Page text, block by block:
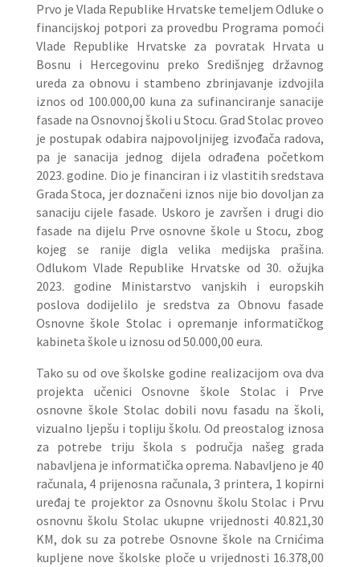
Prvo je Vlada Republike Hrvatske temeljem Odluke o
financijskoj potpori za provedbu Programa pomoći
Vlade Republike Hrvatske za povratak Hrvata u
Bosnu i Hercegovinu preko Središnjeg državnog
ureda za obnovu i stambeno zbrinjavanje izdvojila
iznos od 100.000,00 kuna za sufinanciranje sanacije
fasade na Osnovnoj školi u Stocu. Grad Stolac proveo
je postupak odabira najpovoljnijeg izvođača radova,
pa je sanacija jednog dijela odrađena početkom
2023. godine. Dio je financiran i iz vlastitih sredstava
Grada Stoca, jer doznačeni iznos nije bio dovoljan za
sanaciju cijele fasade. Uskoro je završen i drugi dio
fasade na dijelu Prve osnovne škole u Stocu, zbog
kojeg se ranije digla velika medijska prašina.
Odlukom Vlade Republike Hrvatske od 30. ožujka
2023. godine Ministarstvo vanjskih i europskih
poslova dodijelilo je sredstva za Obnovu fasade
Osnovne škole Stolac i opremanje informatičkog
kabineta škole u iznosu od 50.000,00 eura.
Tako su od ove školske godine realizacijom ova dva
projekta učenici Osnovne škole Stolac i Prve
osnovne škole Stolac dobili novu fasadu na školi,
vizualno ljepšu i topliju školu. Od preostalog iznosa
za potrebe triju škola s područja našeg grada
nabavljena je informatička oprema. Nabavljeno je 40
računala, 4 prijenosna računala, 3 printera, 1 kopirni
uređaj te projektor za Osnovnu školu Stolac i Prvu
osnovnu školu Stolac ukupne vrijednosti 40.821,30
KM, dok su za potrebe Osnovne škole na Crnićima
kupljene nove školske ploče u vrijednosti 16.378,00